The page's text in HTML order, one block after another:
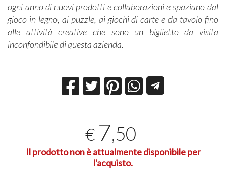
ogni anno di nuovi prodotti e collaborazioni e spaziano dal
gioco in legno, ai puzzle, ai giochi di carte e da tavolo fino
alle attività creative che sono un biglietto da visita
inconfondibile di questa azienda.
€ 7,50
Il prodotto non è attualmente disponibile per
l'acquisto.